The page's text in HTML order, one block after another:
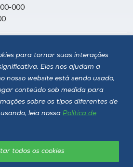
para tornar suas interações
Eles nos ajudam a
nosso website está sendo usado,
conteúdo sob medida para
sobre os tipos diferentes de
leia nossa Política de
todos os cookies
000